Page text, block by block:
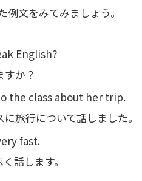
例文をみてみましょう。
English?
すか？
the class about her trip.
旅行について話しました。
fast.
話します。